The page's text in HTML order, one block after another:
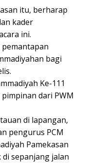
itu, berharap
kader
ini.
bagi
Ke-111
dari PWM
di lapangan,
pengurus PCM
Pamekasan
sepanjang jalan